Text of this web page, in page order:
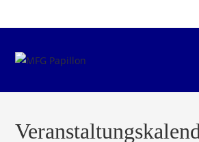
Inhalt